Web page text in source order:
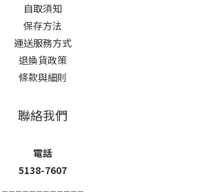
自取須知
保存方法
運送服務方式
退換貨政策
條款與細則
聯絡我們
電話
5138-7607